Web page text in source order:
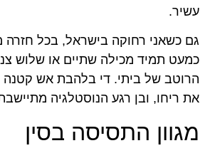
עשיר.
גם כשאני רחוקה בישראל, בכל חזרה
כמעט תמיד מכילה שתיים או שלוש
הרוטב של ביתי. די בלהבת אש קטנה
את ריחו, ובן רגע הנוסטלגיה
מגוון התסיסה בסין